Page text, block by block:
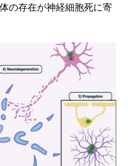
の存在が神経細胞死に寄